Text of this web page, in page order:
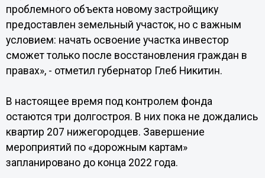
проблемного объекта новому застройщику
предоставлен земельный участок, но с важным
условием: начать освоение участка инвестор
сможет только после восстановления граждан в
правах», - отметил губернатор Глеб Никитин.
В настоящее время под контролем фонда
остаются три долгостроя. В них пока не дождались
квартир 207 нижегородцев. Завершение
мероприятий по «дорожным картам»
запланировано до конца 2022 года.